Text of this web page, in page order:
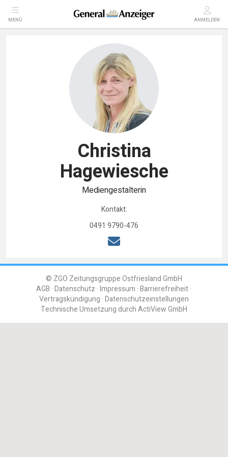
MENÜ ANMELDEN
Christina
Hagewiesche
Mediengestalterin
Kontakt:
0491 9790-476
© ZGO Zeitungsgruppe Ostfriesland GmbH
AGB Datenschutz Impressum Barrierefreiheit
Vertragskündigung Datenschutzeinstellungen
Technische Umsetzung durchActiView GmbH